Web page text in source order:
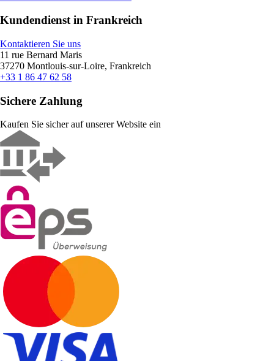
Kundendienst in Frankreich
Kontaktieren Sie uns
11 rue Bernard Maris
37270 Montlouis-sur-Loire, Frankreich
+33 1 86 47 62 58
Sichere Zahlung
Kaufen Sie sicher auf unserer Website ein